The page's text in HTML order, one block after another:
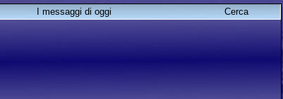
I messaggi di oggi Cerca